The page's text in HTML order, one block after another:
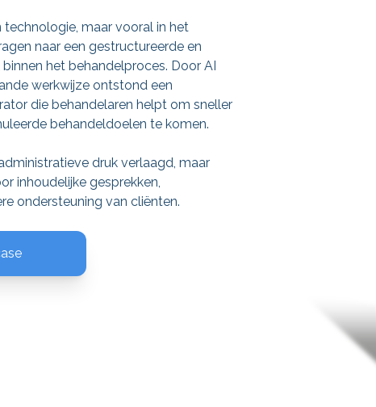
technologie, maar vooral in het
naar een gestructureerde en
het behandelproces. Door AI
werkwijze ontstond een
die behandelaren helpt om sneller
behandeldoelen te komen.
druk verlaagd, maar
inhoudelijke gesprekken,
ondersteuning van cliënten.